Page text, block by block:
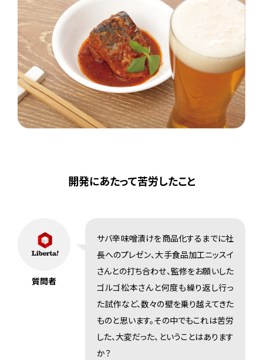
開発にあたって苦労したこと
質問者
サバ辛味噌漬けを商品化するまでに社
長へのプレゼン、大手食品加工ニッスイ
さんとの打ち合わせ、監修をお願いした
ゴルゴ松本さんと何度も繰り返し行っ
た試作など、数々の壁を乗り越えてきた
ものと思います。その中でもこれは苦労
した、大変だった、ということはあります
か？